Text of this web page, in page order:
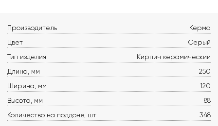
Производитель
Керма
Цвет
Серый
Тип изделия
Кирпич керамический
Длина, мм
250
Ширина, мм
120
Высота, мм
88
Количество на поддоне, шт
348